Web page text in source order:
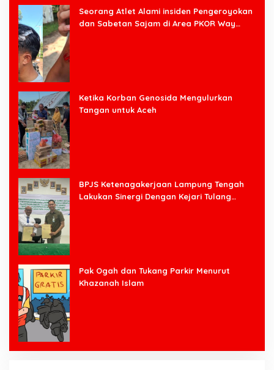
Seorang Atlet Alami insiden Pengeroyokan
dan Sabetan Sajam di Area PKOR Way
Ketika Korban Genosida Mengulurkan
Tangan untuk Aceh
BPJS Ketenagakerjaan Lampung Tengah
Lakukan Sinergi Dengan Kejari Tulang
Pak Ogah dan Tukang Parkir Menurut
Khazanah Islam